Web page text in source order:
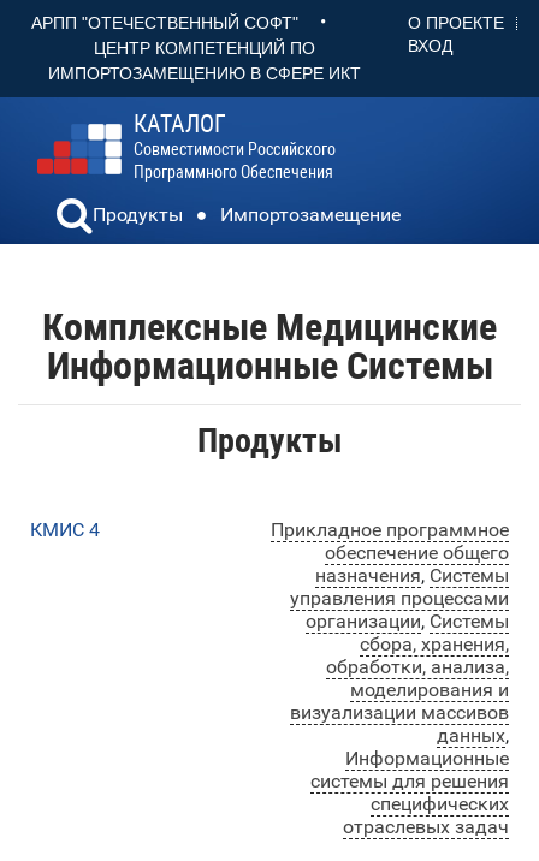
АРПП "ОТЕЧЕСТВЕННЫЙ СОФТ" •
ЦЕНТР КОМПЕТЕНЦИЙ ПО
ИМПОРТОЗАМЕЩЕНИЮ В СФЕРЕ ИКТ
О ПРОЕКТЕ
ВХОД
КАТАЛОГ
Совместимости Российского
Программного Обеспечения
Продукты Импортозамещение
Комплексные Медицинские
Информационные Системы
Продукты
КМИС 4
Прикладное программное
обеспечение общего
назначения, Системы
управления процессами
организации, Системы
сбора, хранения,
обработки, анализа,
моделирования и
визуализации массивов
данных,
Информационные
системы для решения
специфических
отраслевых задач